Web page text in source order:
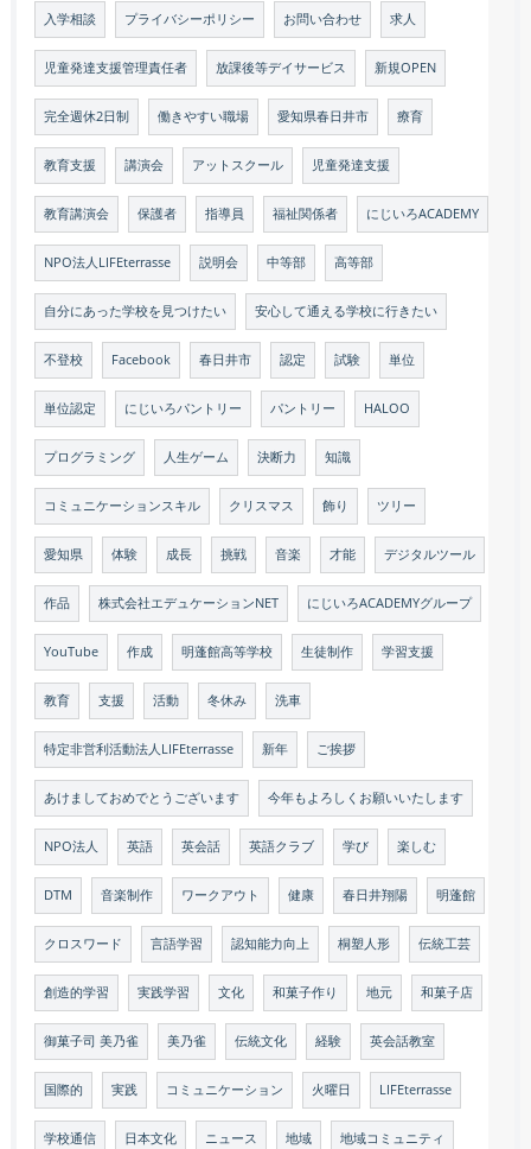
入学相談 プライバシーポリシー お問い合わせ 求人
児童発達支援管理責任者 放課後等デイサービス 新規OPEN
完全週休2日制 働きやすい職場 愛知県春日井市 療育
教育支援 講演会 アットスクール 児童発達支援
教育講演会 保護者 指導員 福祉関係者 にじいろACADEMY
NPO法人LIFEterrasse 説明会 中等部 高等部
自分にあった学校を見つけたい 安心して通える学校に行きたい
不登校 Facebook 春日井市 認定 試験 単位
単位認定 にじいろパントリー パントリー HALOO
プログラミング 人生ゲーム 決断力 知識
コミュニケーションスキル クリスマス 飾り ツリー
愛知県 体験 成長 挑戦 音楽 才能 デジタルツール
作品 株式会社エデュケーションNET にじいろACADEMYグループ
YouTube 作成 明蓬館高等学校 生徒制作 学習支援
教育 支援 活動 冬休み 洗車
特定非営利活動法人LIFEterrasse 新年 ご挨拶
あけましておめでとうございます 今年もよろしくお願いいたします
NPO法人 英語 英会話 英語クラブ 学び 楽しむ
DTM 音楽制作 ワークアウト 健康 春日井翔陽 明蓬館
クロスワード 言語学習 認知能力向上 桐塑人形 伝統工芸
創造的学習 実践学習 文化 和菓子作り 地元 和菓子店
御菓子司 美乃雀 美乃雀 伝統文化 経験 英会話教室
国際的 実践 コミュニケーション 火曜日 LIFEterrasse
学校通信 日本文化 ニュース 地域 地域コミュニティ